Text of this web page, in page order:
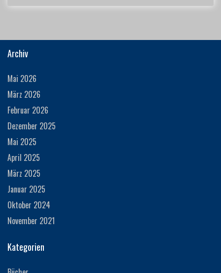
Archiv
Mai 2026
März 2026
Februar 2026
Dezember 2025
Mai 2025
April 2025
März 2025
Januar 2025
Oktober 2024
November 2021
Kategorien